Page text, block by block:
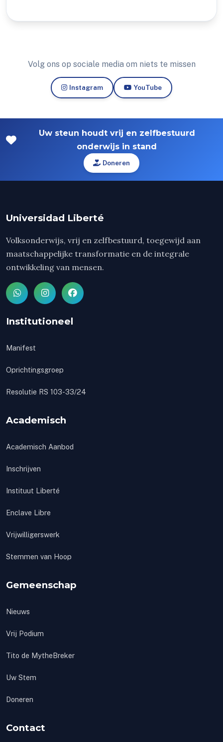
Volg ons op sociale media om niets te missen
Instagram YouTube
Uw steun houdt vrij en zelfbestuurd
onderwijs in stand
Doneren
Universidad Liberté
Volksonderwijs, vrij en zelfbestuurd, toegewijd aan
maatschappelijke transformatie en de integrale
ontwikkeling van mensen.
Institutioneel
Manifest
Oprichtingsgroep
Resolutie RS 103-33/24
Academisch
Academisch Aanbod
Inschrijven
Instituut Liberté
Enclave Libre
Vrijwilligerswerk
Stemmen van Hoop
Gemeenschap
Nieuws
Vrij Podium
Tito de MytheBreker
Uw Stem
Doneren
Contact